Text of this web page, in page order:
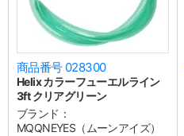
商品番号 028300
Helix カラーフューエルライン
3ft クリアグリーン
ブランド：
MQQNEYES（ムーンアイズ）